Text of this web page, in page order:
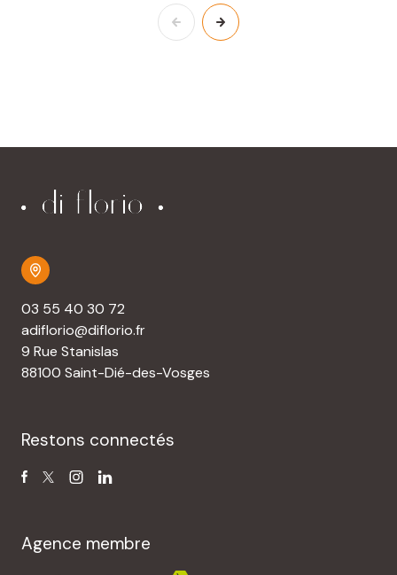
03 55 40 30 72
adiflorio@diflorio.fr
9 Rue Stanislas
88100 Saint-Dié-des-Vosges
Restons connectés
Agence membre